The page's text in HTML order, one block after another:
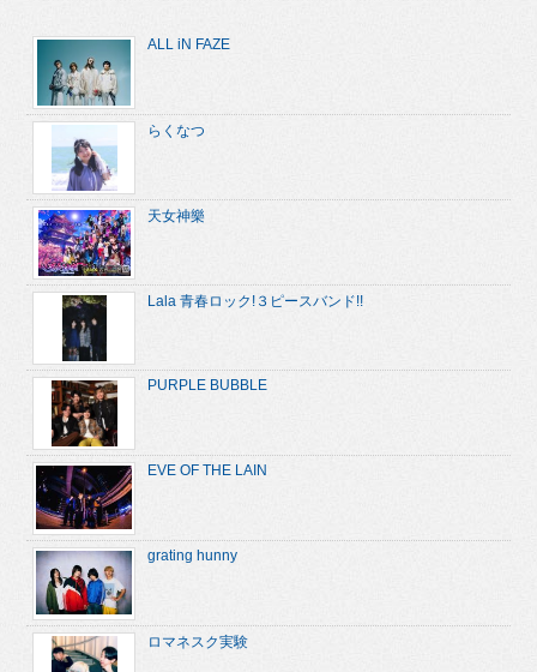
ALL iN FAZE
らくなつ
天女神樂
Lala 青春ロック!３ピースバンド!!
PURPLE BUBBLE
EVE OF THE LAIN
grating hunny
ロマネスク実験